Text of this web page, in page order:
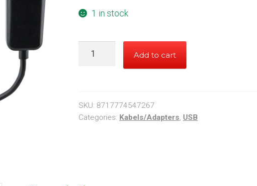
1 in stock
quantity
Add to cart
SKU: 8717774547267
Categories: Kabels/Adapters, USB